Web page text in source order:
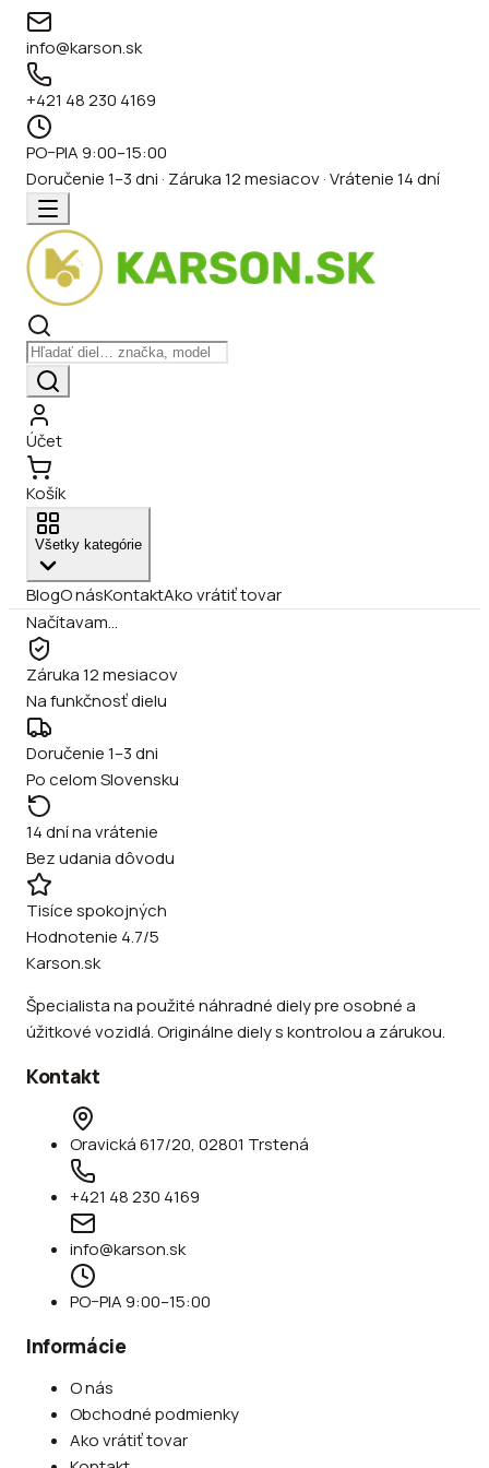
info@karson.sk
+421 48 230 4169
PO–PIA 9:00–15:00
Doručenie 1–3 dni · Záruka 12 mesiacov · Vrátenie 14 dní
Účet
Košík
Všetky kategórie
BlogO násKontaktAko vrátiť tovar
Načítavam…
Záruka 12 mesiacov
Na funkčnosť dielu
Doručenie 1–3 dni
Po celom Slovensku
14 dní na vrátenie
Bez udania dôvodu
Tisíce spokojných
Hodnotenie 4.7/5
Karson.sk
Špecialista na použité náhradné diely pre osobné a
úžitkové vozidlá. Originálne diely s kontrolou a zárukou.
Kontakt
Oravická 617/20, 02801 Trstená
+421 48 230 4169
info@karson.sk
PO–PIA 9:00–15:00
Informácie
O nás
Obchodné podmienky
Ako vrátiť tovar